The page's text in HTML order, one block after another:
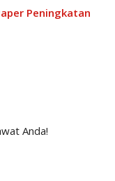
Peningkatan
Anda!